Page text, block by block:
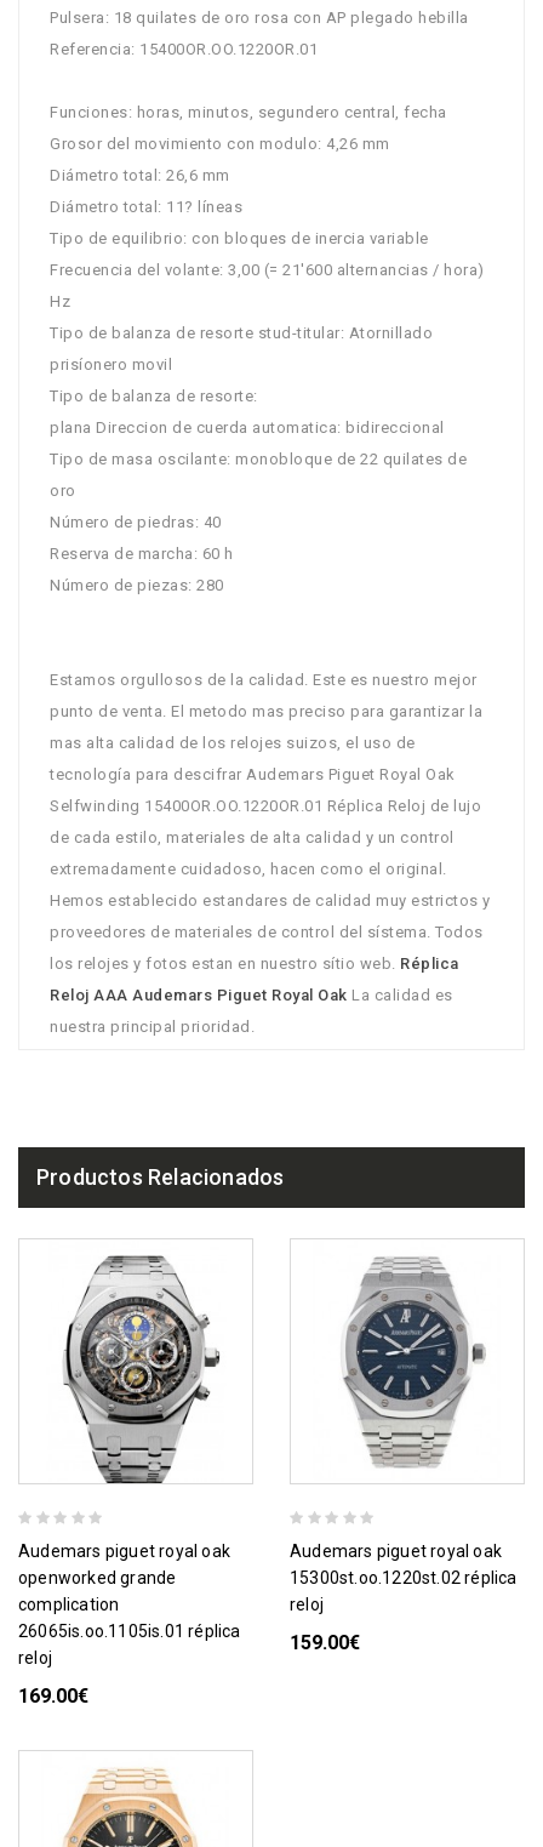
Pulsera: 18 quilates de oro rosa con AP plegado hebilla
Referencia: 15400OR.OO.1220OR.01
Funciones: horas, minutos, segundero central, fecha
Grosor del movimiento con modulo: 4,26 mm
Diámetro total: 26,6 mm
Diámetro total: 11? líneas
Tipo de equilibrio: con bloques de inercia variable
Frecuencia del volante: 3,00 (= 21'600 alternancias / hora)
Hz
Tipo de balanza de resorte stud-titular: Atornillado
prisíonero movil
Tipo de balanza de resorte:
plana Direccion de cuerda automatica: bidireccional
Tipo de masa oscilante: monobloque de 22 quilates de
oro
Número de piedras: 40
Reserva de marcha: 60 h
Número de piezas: 280
Estamos orgullosos de la calidad. Este es nuestro mejor
punto de venta. El metodo mas preciso para garantizar la
mas alta calidad de los relojes suizos, el uso de
tecnología para descifrar Audemars Piguet Royal Oak
Selfwinding 15400OR.OO.1220OR.01 Réplica Reloj de lujo
de cada estilo, materiales de alta calidad y un control
extremadamente cuidadoso, hacen como el original.
Hemos establecido estandares de calidad muy estrictos y
proveedores de materiales de control del sístema. Todos
los relojes y fotos estan en nuestro sítio web. Réplica
Reloj AAA Audemars Piguet Royal Oak La calidad es
nuestra principal prioridad.
Productos Relacionados
audemars piguet royal oak
openworked grande
complication
26065is.oo.1105is.01 réplica
reloj
169.00€
audemars piguet royal oak
15300st.oo.1220st.02 réplica
reloj
159.00€